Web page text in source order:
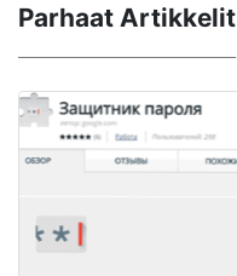
Parhaat Artikkelit